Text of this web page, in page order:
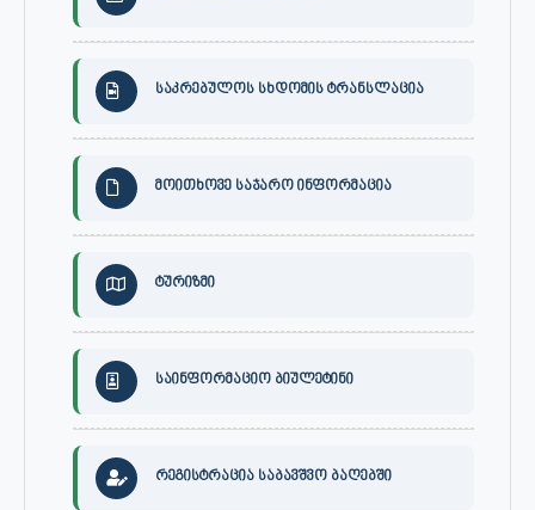
საკრებულოს სხდომის ტრანსლაცია
მოითხოვე საჯარო ინფორმაცია
ტურიზმი
საინფორმაციო ბიულეტინი
რეგისტრაცია საბავშვო ბაღებში